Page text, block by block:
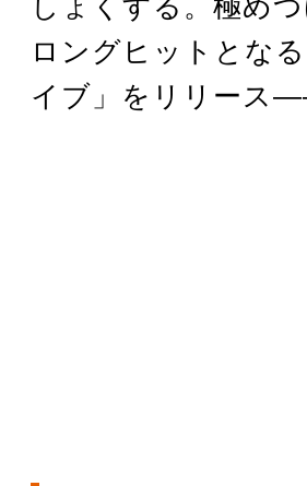
ロングヒットとな
イブ」をリリース